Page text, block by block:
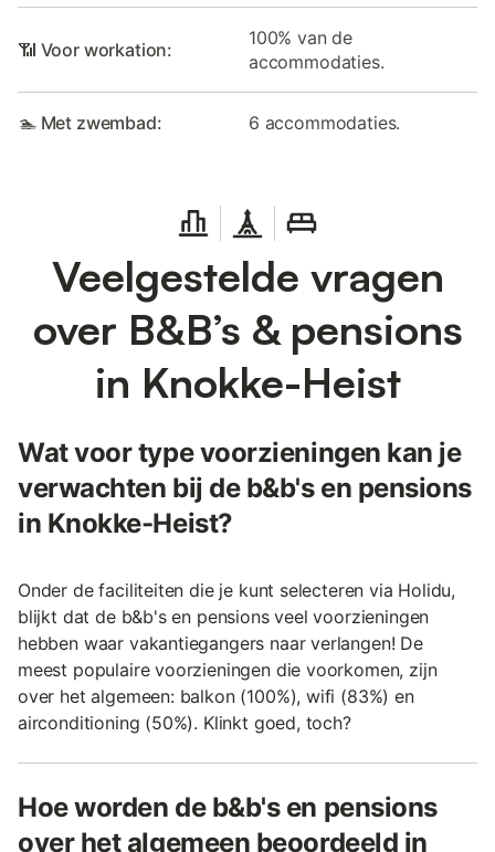
📶 Voor workation:
100% van de
accommodaties.
🏊 Met zwembad: 6 accommodaties.
Veelgestelde vragen
over B&B’s & pensions
in Knokke-Heist
Wat voor type voorzieningen kan je
verwachten bij de b&b's en pensions
in Knokke-Heist?
Onder de faciliteiten die je kunt selecteren via Holidu,
blijkt dat de b&b's en pensions veel voorzieningen
hebben waar vakantiegangers naar verlangen! De
meest populaire voorzieningen die voorkomen, zijn
over het algemeen: balkon (100%), wifi (83%) en
airconditioning (50%). Klinkt goed, toch?
Hoe worden de b&b's en pensions
over het algemeen beoordeeld in